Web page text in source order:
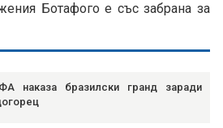
Ботафого е със забрана за
наказа бразилски гранд заради